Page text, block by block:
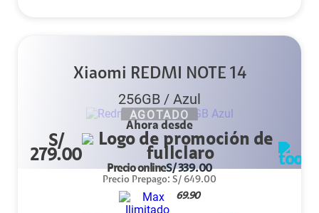
Xiaomi REDMI NOTE 14
256GB / Azul
AGOTADO
Ahora desde
S/
279.00
Precio onlineS/339.00
Precio Prepago: S/ 649.00
69.90